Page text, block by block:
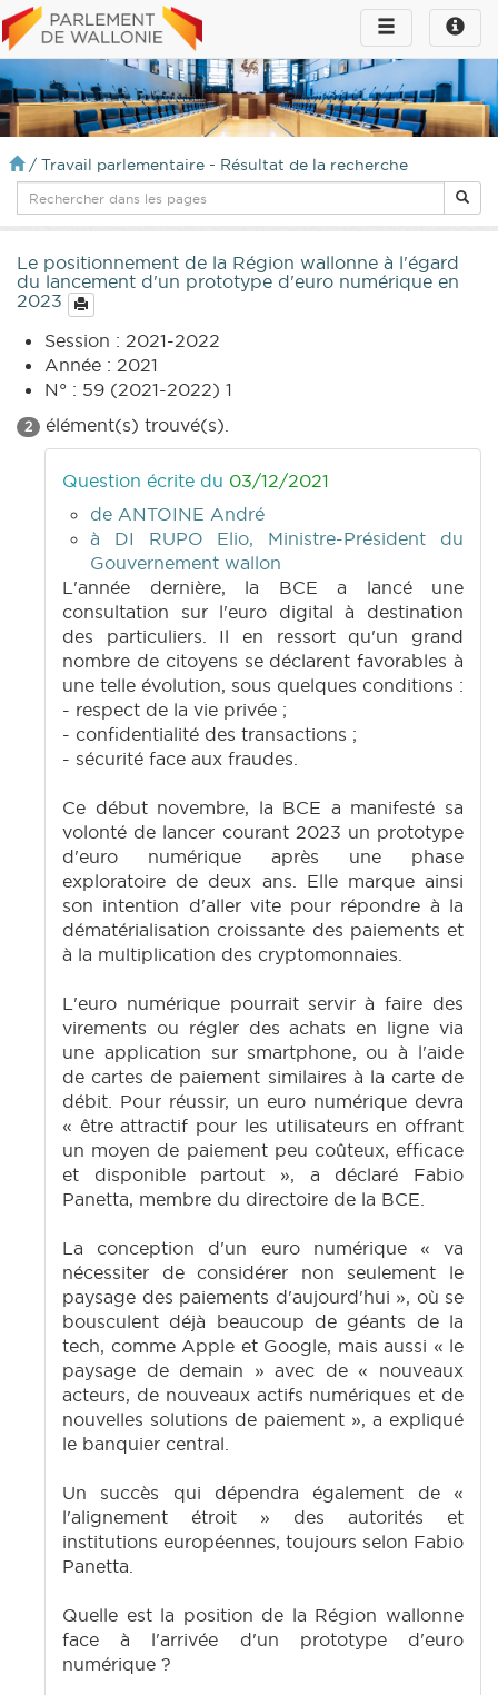
Toggle
infos
Toggle
navigation
/ Travail parlementaire - Résultat de la recherche
Le positionnement de la Région wallonne à l'égard
du lancement d'un prototype d'euro numérique en
2023
Session : 2021-2022
Année : 2021
N° : 59 (2021-2022) 1
2 élément(s) trouvé(s).
Question écrite du 03/12/2021
de ANTOINE André
à DI RUPO Elio, Ministre-Président du
Gouvernement wallon
L'année dernière, la BCE a lancé une
consultation sur l'euro digital à destination
des particuliers. Il en ressort qu'un grand
nombre de citoyens se déclarent favorables à
une telle évolution, sous quelques conditions :
- respect de la vie privée ;
- confidentialité des transactions ;
- sécurité face aux fraudes.
Ce début novembre, la BCE a manifesté sa
volonté de lancer courant 2023 un prototype
d'euro numérique après une phase
exploratoire de deux ans. Elle marque ainsi
son intention d'aller vite pour répondre à la
dématérialisation croissante des paiements et
à la multiplication des cryptomonnaies.
L'euro numérique pourrait servir à faire des
virements ou régler des achats en ligne via
une application sur smartphone, ou à l'aide
de cartes de paiement similaires à la carte de
débit. Pour réussir, un euro numérique devra
« être attractif pour les utilisateurs en offrant
un moyen de paiement peu coûteux, efficace
et disponible partout », a déclaré Fabio
Panetta, membre du directoire de la BCE.
La conception d'un euro numérique « va
nécessiter de considérer non seulement le
paysage des paiements d'aujourd'hui », où se
bousculent déjà beaucoup de géants de la
tech, comme Apple et Google, mais aussi « le
paysage de demain » avec de « nouveaux
acteurs, de nouveaux actifs numériques et de
nouvelles solutions de paiement », a expliqué
le banquier central.
Un succès qui dépendra également de «
l'alignement étroit » des autorités et
institutions européennes, toujours selon Fabio
Panetta.
Quelle est la position de la Région wallonne
face à l'arrivée d'un prototype d'euro
numérique ?